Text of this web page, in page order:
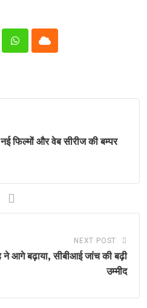
WhatsappCloud
और वेब सीरीज की बम्पर
NEXT POST
ने आगे बढ़ाया, सीबीआई जांच की बढ़ी
उम्मीद